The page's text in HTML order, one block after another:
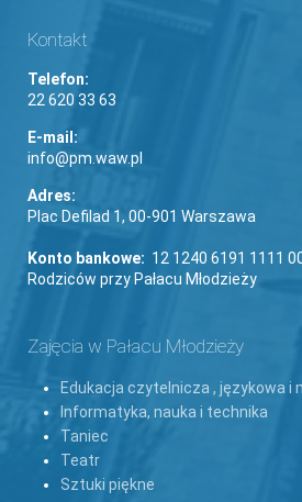
Kontakt
Telefon:
22 620 33 63
E-mail:
info@pm.waw.pl
Adres:
Plac Defilad 1, 00-901 Warszawa
Konto bankowe: 12 1240 6191 1111
Rodziców przy Pałacu Młodzieży
Zajęcia w Pałacu Młodzieży
Edukacja czytelnicza , językowa i
Informatyka, nauka i technika
Taniec
Teatr
Sztuki piękne